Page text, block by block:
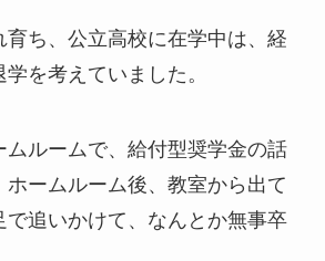
育ち、公立高校に在学中は、経
を考えていました。
ムルームで、給付型奨学金の話
ホームルーム後、教室から出て
で追いかけて、なんとか無事卒